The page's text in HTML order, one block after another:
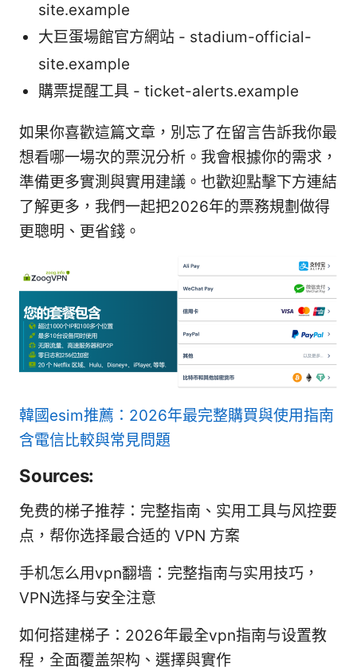
site.example
大巨蛋場館官方網站 - stadium-official-
site.example
購票提醒工具 - ticket-alerts.example
如果你喜歡這篇文章，別忘了在留言告訴我你最
想看哪一場次的票況分析。我會根據你的需求，
準備更多實測與實用建議。也歡迎點擊下方連結
了解更多，我們一起把2026年的票務規劃做得
更聰明、更省錢。
韓國esim推薦：2026年最完整購買與使用指南
含電信比較與常見問題
Sources:
免费的梯子推荐：完整指南、实用工具与风控要
点，帮你选择最合适的 VPN 方案
手机怎么用vpn翻墙：完整指南与实用技巧，
VPN选择与安全注意
如何搭建梯子：2026年最全vpn指南与设置教
程，全面覆盖架构、選擇與實作